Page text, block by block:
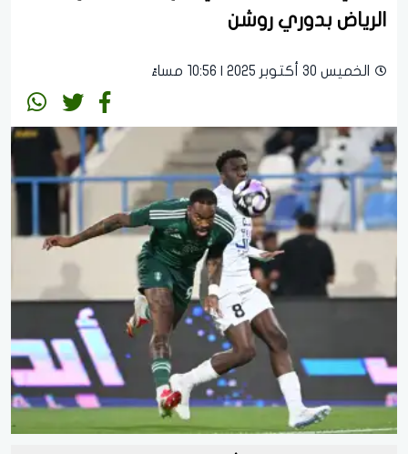
الرياض بدوري روشن
الخميس 30 أكتوبر 2025 | 10:56 مساءً